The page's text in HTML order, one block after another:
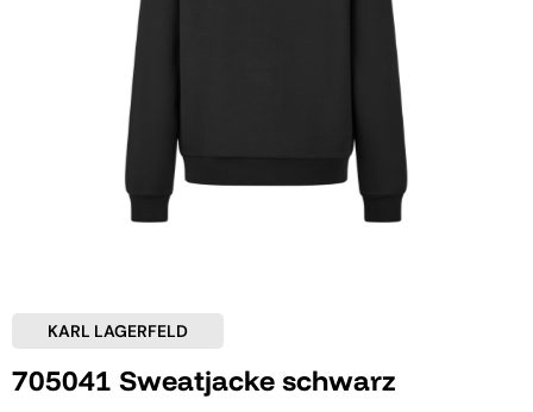
KARL LAGERFELD
705041 Sweatjacke schwarz